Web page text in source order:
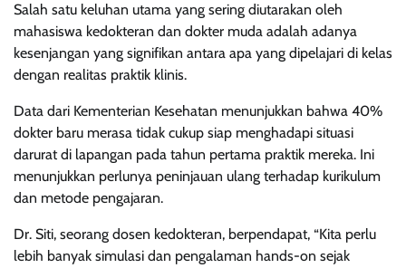
Salah satu keluhan utama yang sering diutarakan oleh
mahasiswa kedokteran dan dokter muda adalah adanya
kesenjangan yang signifikan antara apa yang dipelajari di kelas
dengan realitas praktik klinis.
Data dari Kementerian Kesehatan menunjukkan bahwa 40%
dokter baru merasa tidak cukup siap menghadapi situasi
darurat di lapangan pada tahun pertama praktik mereka. Ini
menunjukkan perlunya peninjauan ulang terhadap kurikulum
dan metode pengajaran.
Dr. Siti, seorang dosen kedokteran, berpendapat, “Kita perlu
lebih banyak simulasi dan pengalaman hands-on sejak